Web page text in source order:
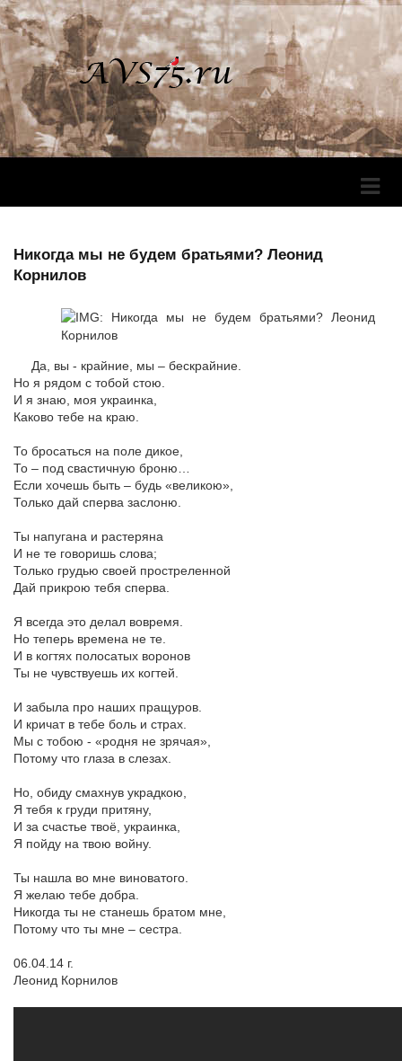
Никогда мы не будем братьями? Леонид
Корнилов
Да, вы - крайние, мы – бескрайние.
Но я рядом с тобой стою.
И я знаю, моя украинка,
Каково тебе на краю.
То бросаться на поле дикое,
То – под свастичную броню…
Если хочешь быть – будь «великою»,
Только дай сперва заслоню.
Ты напугана и растеряна
И не те говоришь слова;
Только грудью своей простреленной
Дай прикрою тебя сперва.
Я всегда это делал вовремя.
Но теперь времена не те.
И в когтях полосатых воронов
Ты не чувствуешь их когтей.
И забыла про наших пращуров.
И кричат в тебе боль и страх.
Мы с тобою - «родня не зрячая»,
Потому что глаза в слезах.
Но, обиду смахнув украдкою,
Я тебя к груди притяну,
И за счастье твоё, украинка,
Я пойду на твою войну.
Ты нашла во мне виноватого.
Я желаю тебе добра.
Никогда ты не станешь братом мне,
Потому что ты мне – сестра.
06.04.14 г.
Леонид Корнилов